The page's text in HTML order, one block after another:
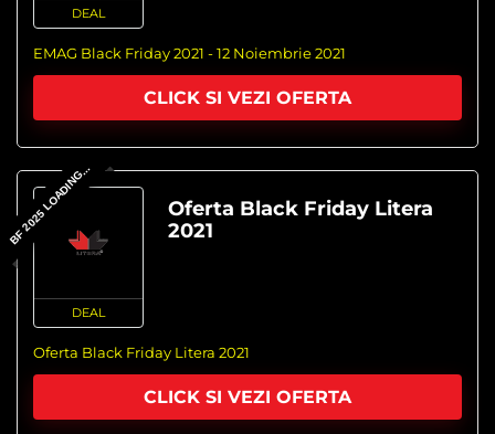
DEAL
EMAG Black Friday 2021 - 12 Noiembrie 2021
CLICK SI VEZI OFERTA
BF 2025 LOADING...
DEAL
Oferta Black Friday Litera
2021
Oferta Black Friday Litera 2021
CLICK SI VEZI OFERTA